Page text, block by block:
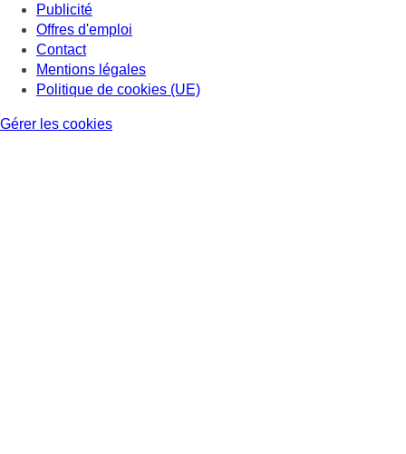
Publicité
Offres d'emploi
Contact
Mentions légales
Politique de cookies (UE)
Gérer les cookies